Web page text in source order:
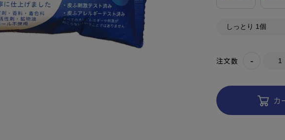
注文数 -
カ